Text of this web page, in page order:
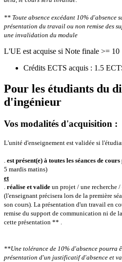
** Toute absence excédant 10% d'absence
présentation du travail ou non remise des
une invalidation du module
L'UE est acquise si Note finale >= 10
Crédits ECTS acquis : 1.5
Pour les étudiants du
d'ingénieur
Vos modalités d'acquisition :
L'unité d'enseignement est validée si
. est présent(e) à toutes les séances de
5 mardis matins)
et
. réalise et valide un projet / une recherche
(l'enseignant précisera lors de la première
son cours). La présentation d'un travail en
remise du support de communication ni de
cette présentation ** .
**Une tolérance de 10% d'absence pourra
présentation d'un justificatif d'absence et